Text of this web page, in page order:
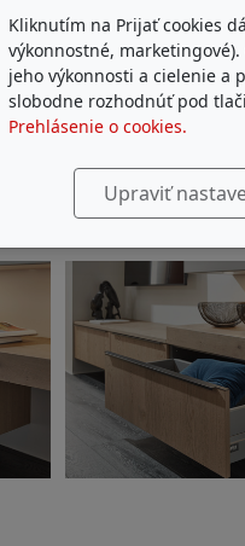
Kliknutím na Prijať cookies
výkonnostné,
jeho výkonnosti a cielenie a
slobodne rozhodnúť pod
Prehlásenie o cookies.
Upraviť